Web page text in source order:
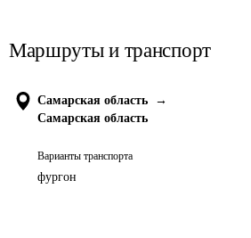
Маршруты и транспорт
Самарская область
→
Самарская область
Варианты транспорта
фургон